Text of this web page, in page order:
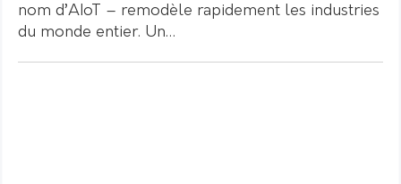
nom d’AIoT – remodèle rapidement les industries
du monde entier. Un…